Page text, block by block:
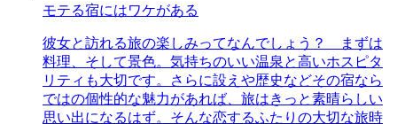
モテる宿にはワケがある
彼女と訪れる旅の楽しみってなんでしょう？ まずは
料理、そして景色。気持ちのいい温泉と高いホスピタ
リティも大切です。さらに設えや歴史などその宿なら
ではの個性的な魅力があれば、旅はきっと素晴らしい
思い出になるはず。そんな恋するふたりの大切な旅時